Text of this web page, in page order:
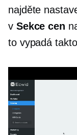
najděte
v Sekce cen
to vypadá